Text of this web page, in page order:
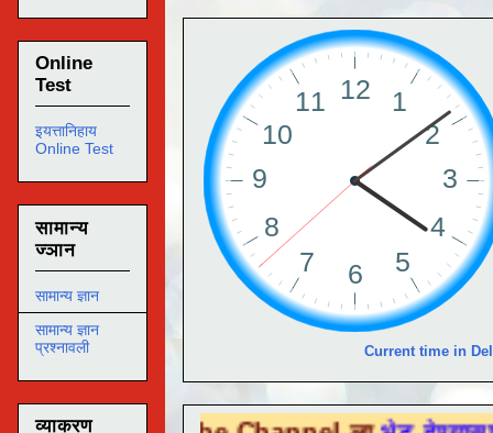
Current time in
Online
Test
इयत्तानिहाय
Online Test
सामान्य
ज्ञान
सामान्य ज्ञान
सामान्य ज्ञान
प्रश्नावली
व्याकरण